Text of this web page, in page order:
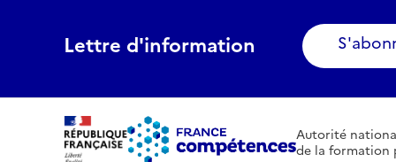
Lettre d'information
Autorité
de la formation